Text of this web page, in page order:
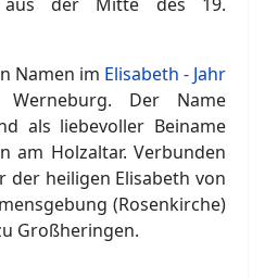
der Mitte des 19.
Namen im Elisabeth - Jahr
Der Name
als liebevoller Beiname
am Holzaltar. Verbunden
der heiligen Elisabeth von
(Rosenkirche)
Großheringen.